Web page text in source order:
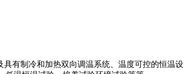
具有制冷和加热双向调温系统、温度可控的恒温